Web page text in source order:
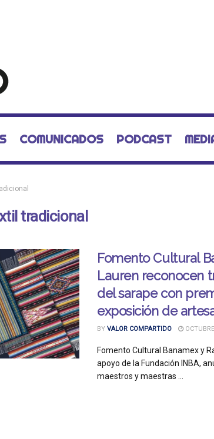
COMUNICADOS PODCAST
tradicional
Fomento Cultural
Lauren reconocen
del sarape con
exposición de
BY VALOR COMPARTIDO
Fomento Cultural Banamex y
apoyo de la Fundación INBA,
maestros y maestras ...